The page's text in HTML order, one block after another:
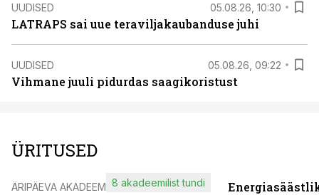
UUDISED 05.08.26, 10:30
LATRAPS sai uue teraviljakaubanduse juhi
UUDISED 05.08.26, 09:22
Vihmane juuli pidurdas saagikoristust
ÜRITUSED
ÄRIPÄEVA AKADEEMIA8 akadeemilist tundi